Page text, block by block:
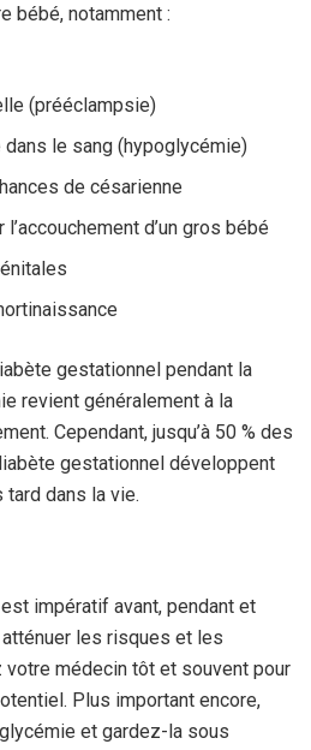
bébé, notamment :
(prééclampsie)
dans le sang (hypoglycémie)
de césarienne
d’un gros bébé
gestationnel pendant la
revient généralement à la
Cependant, jusqu’à 50 % des
gestationnel développent
dans la vie.
impératif avant, pendant et
les risques et les
médecin tôt et souvent pour
Plus important encore,
et gardez-la sous